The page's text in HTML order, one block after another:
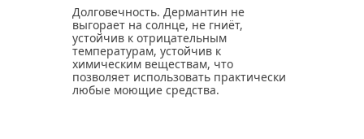
Долговечность. Дермантин не
выгорает на солнце, не гниёт,
устойчив к отрицательным
температурам, устойчив к
химическим веществам, что
позволяет использовать практически
любые моющие средства.